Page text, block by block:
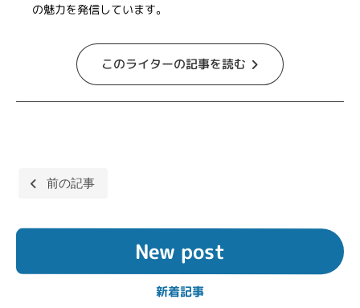
の魅力を発信しています。
このライターの記事を読む
投
ナ
ゲ
前の記事
New post
新着記事